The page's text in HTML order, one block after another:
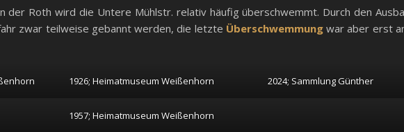
der Roth wird die Untere Mühlstr. relativ häufig überschwemmt. Durch den
zwar teilweise gebannt werden, die letzte Überschwemmungwar aber erst
1926; Heimatmuseum Weißenhorn 2024; Sammlung Günther
1957; Heimatmuseum Weißenhorn